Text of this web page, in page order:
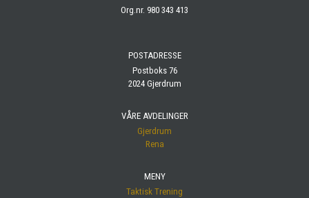
Org.nr. 980 343 413
POSTADRESSE
Postboks 76
2024 Gjerdrum
VÅRE AVDELINGER
Gjerdrum
Rena
MENY
Taktisk Trening